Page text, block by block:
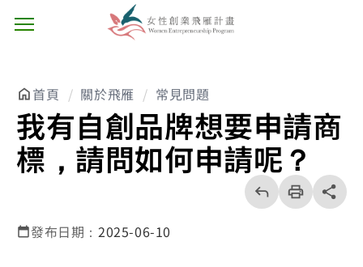
主選單按鈕
首頁 關於飛雁 常見問題
我有自創品牌想要申請商
標，請問如何申請呢？
回
上
一
頁
列
印
share分享
發布日期： 2025-06-10